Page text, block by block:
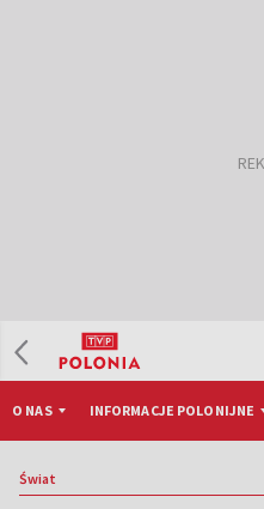
O NAS INFORMACJE POLONIJNE
Świat